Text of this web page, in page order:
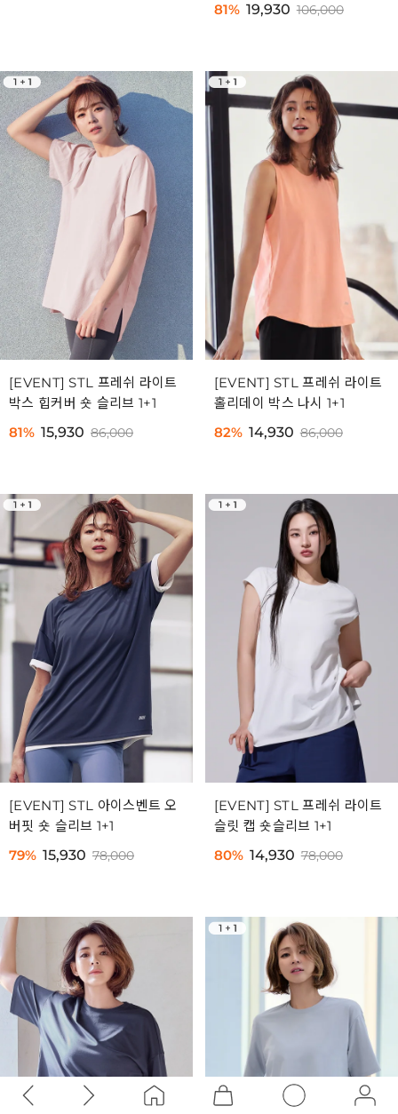
81% 19,930 106,000
[EVENT] STL 프레쉬 라이트
박스 힙커버 숏 슬리브 1+1
81% 15,930 86,000
[EVENT] STL 프레쉬 라이트
홀리데이 박스 나시 1+1
82% 14,930 86,000
[EVENT] STL 아이스벤트 오
버핏 숏 슬리브 1+1
79% 15,930 78,000
[EVENT] STL 프레쉬 라이트
슬릿 캡 숏슬리브 1+1
80% 14,930 78,000